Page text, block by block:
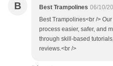
B Best Trampolines 06/10/
Best Trampolines<br />
process easier, safer, and
through skill-based
reviews.<br />